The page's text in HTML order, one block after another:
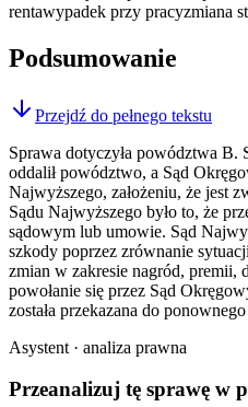
rentawypadek przy pracyzmiana
Podsumowanie
Przejdź do pełnego tekstu
Sprawa dotyczyła powództwa B.
oddalił powództwo, a Sąd
Najwyższego, założeniu, że jest
Sądu Najwyższego było to, że
sądowym lub umowie. Sąd
szkody poprzez zrównanie
zmian w zakresie nagród, premii,
powołanie się przez Sąd
została przekazana do
Asystent · analiza prawna
Przeanalizuj tę sprawę w